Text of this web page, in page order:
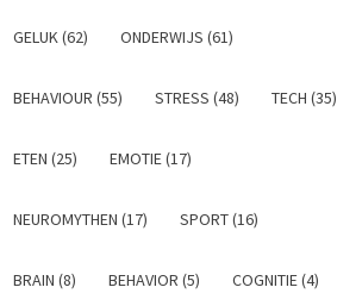
GELUK (62) ONDERWIJS (61)
BEHAVIOUR (55) STRESS (48) TECH (35)
ETEN (25) EMOTIE (17)
NEUROMYTHEN (17) SPORT (16)
BRAIN (8) BEHAVIOR (5) COGNITIE (4)